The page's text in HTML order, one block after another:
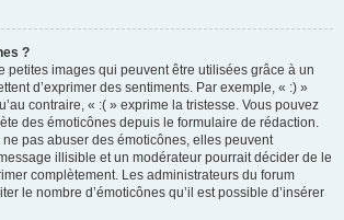
?
petites images qui peuvent être utilisées grâce à un
d’exprimer des sentiments. Par exemple, « :) »
contraire, « :( » exprime la tristesse. Vous pouvez
des émoticônes depuis le formulaire de rédaction.
pas abuser des émoticônes, elles peuvent
illisible et un modérateur pourrait décider de le
complètement. Les administrateurs du forum
le nombre d’émoticônes qu’il est possible d’insérer